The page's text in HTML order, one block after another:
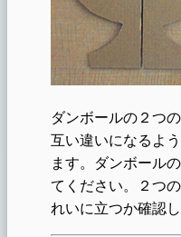
ダンボールの２つ
互い違いになるよ
ます。ダンボール
てください。２つ
れいに立つか確認し